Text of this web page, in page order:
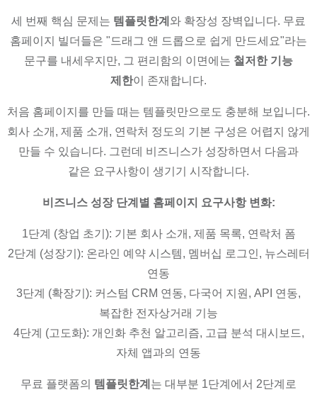
세 번째 핵심 문제는 템플릿한계 와 확장성 장벽입니다. 무료
홈페이지 빌더들은 "드래그 앤 드롭으로 쉽게 만드세요"라는
문구를 내세우지만, 그 편리함의 이면에는 철저한 기능
제한이 존재합니다.
처음 홈페이지를 만들 때는 템플릿만으로도 충분해 보입니다.
회사 소개, 제품 소개, 연락처 정도의 기본 구성은 어렵지 않게
만들 수 있습니다. 그런데 비즈니스가 성장하면서 다음과
같은 요구사항이 생기기 시작합니다.
비즈니스 성장 단계별 홈페이지 요구사항 변화:
1단계 (창업 초기): 기본 회사 소개, 제품 목록, 연락처 폼
2단계 (성장기): 온라인 예약 시스템, 멤버십 로그인, 뉴스레터
연동
3단계 (확장기): 커스텀 CRM 연동, 다국어 지원, API 연동,
복잡한 전자상거래 기능
4단계 (고도화): 개인화 추천 알고리즘, 고급 분석 대시보드,
자체 앱과의 연동
무료 플랫폼의 템플릿한계 는 대부분 1단계에서 2단계로